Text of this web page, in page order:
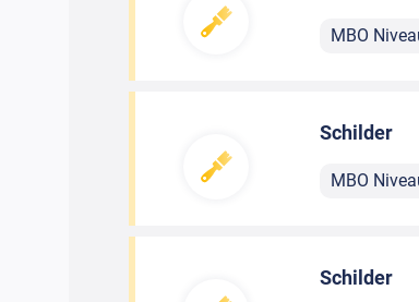
MBO
Schilder
MBO
Schilder